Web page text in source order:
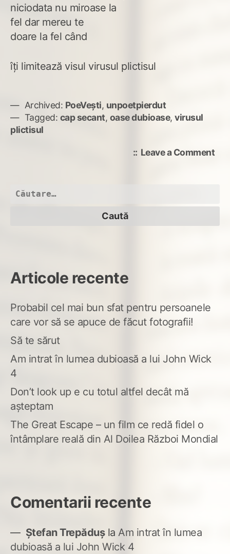
niciodata nu miroase la
fel dar mereu te
doare la fel când
îți limitează visul virusul plictisul
Archived: PoeVești, unpoetpierdut
Tagged: cap secant, oase dubioase, virusul
plictisul
Leave a Commenton
Caută
Articole recente
Probabil cel mai bun sfat pentru persoanele
care vor să se apuce de făcut fotografii!
Să te sărut
Am intrat în lumea dubioasă a lui John Wick
4
Don’t look up e cu totul altfel decât mă
așteptam
The Great Escape – un film ce redă fidel o
întâmplare reală din Al Doilea Război Mondial
Comentarii recente
Ștefan Trepădușla Am intrat în lumea
dubioasă a lui John Wick 4